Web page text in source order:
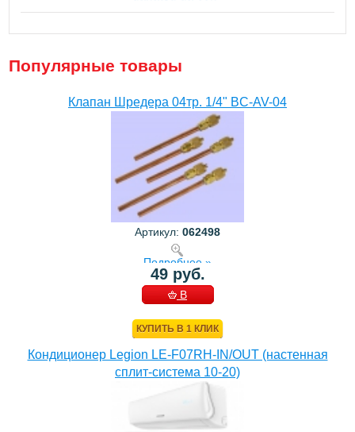
Популярные товары
Клапан Шредера 04тр. 1/4" BC-AV-04
Артикул: 062498
Подробнее »
49 руб.
В
КУПИТЬ В 1 КЛИК
Кондиционер Legion LE-F07RH-IN/OUT (настенная
сплит-система 10-20)